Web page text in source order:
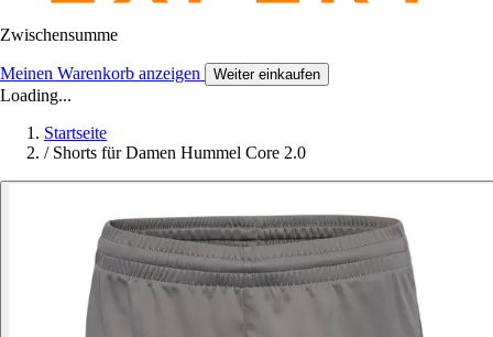
Zwischensumme
Meinen Warenkorb anzeigen Weiter einkaufen
Loading...
Startseite
/ Shorts für Damen Hummel Core 2.0